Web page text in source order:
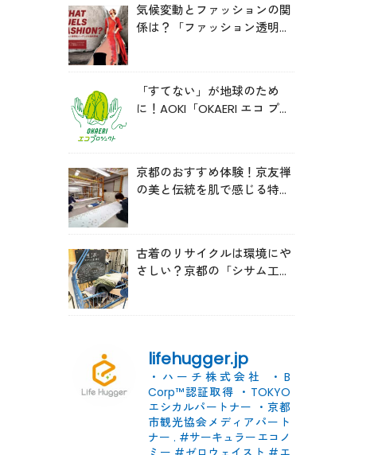
気候変動とファッションの関
係は？「ファッション透明性
「すてない」が地球のため
に！AOKI「OKAERI エコ プロ
京都のおすすめ体験！京友禅
の美と伝統を肌で感じる特別
古着のリサイクルは環境にや
さしい？京都の「シサム工
lifehugger.jp
・ハーチ株式会社
・B
Corp™認証取得 ・TOKYO
エシカルパートナー ・京都
市観光協会メディアパート
ナー . #サーキュラーエコノ